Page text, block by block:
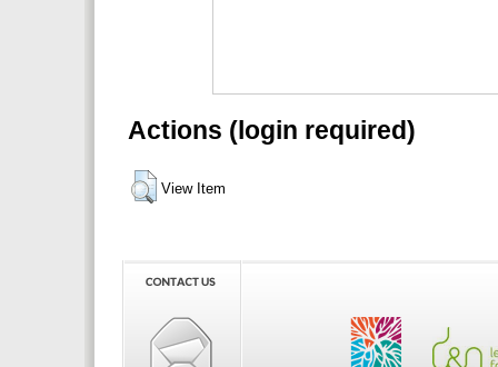
Actions (login required)
View Item